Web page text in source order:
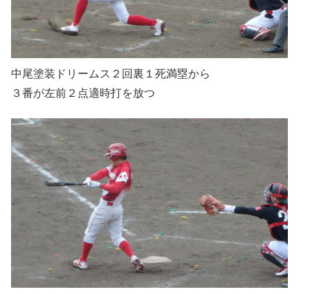
中尾塗装ドリームス２回裏１死満塁から
３番が左前２点適時打を放つ